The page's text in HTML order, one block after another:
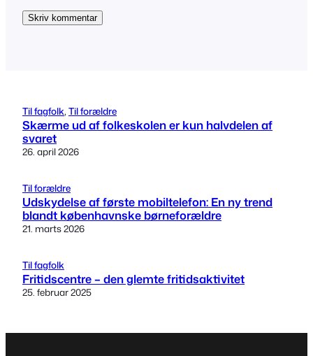
Til fagfolk, Til forældre
Skærme ud af folkeskolen er kun halvdelen af
svaret
26. april 2026
Til forældre
Udskydelse af første mobiltelefon: En ny trend
blandt københavnske børneforældre
21. marts 2026
Til fagfolk
Fritidscentre – den glemte fritidsaktivitet
25. februar 2025